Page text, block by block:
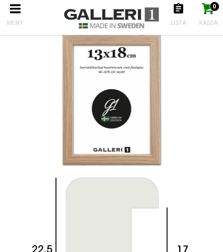
MENY LISTA
0
KASSA
Produkten har nu lagts till i kundkorgenGå till kassan
Start Fotoramar Ram Obehandlad Ek 10x15